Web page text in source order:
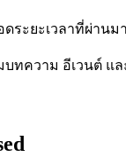
ระยะเวลาที่ผ่านมา
ความ อีเวนต์ แ